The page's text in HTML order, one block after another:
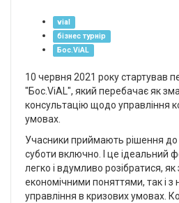
vial
бізнес турнір
Бос.ViAL
10 червня 2021 року стартував
"Бос.ViAL", який перебачає як
консультацію щодо управління
умовах.
Учасники приймають рішення до
суботи включно. І це ідеальний
легко і вдумливо розібратися,
економічними поняттями, так і
управління в кризових умовах.